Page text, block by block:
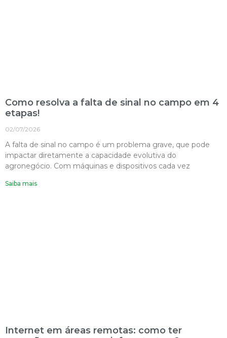
Como resolva a falta de sinal no campo em 4
etapas!
02/07/2026
A falta de sinal no campo é um problema grave, que pode
impactar diretamente a capacidade evolutiva do
agronegócio. Com máquinas e dispositivos cada vez
Saiba mais
Internet em áreas remotas: como ter